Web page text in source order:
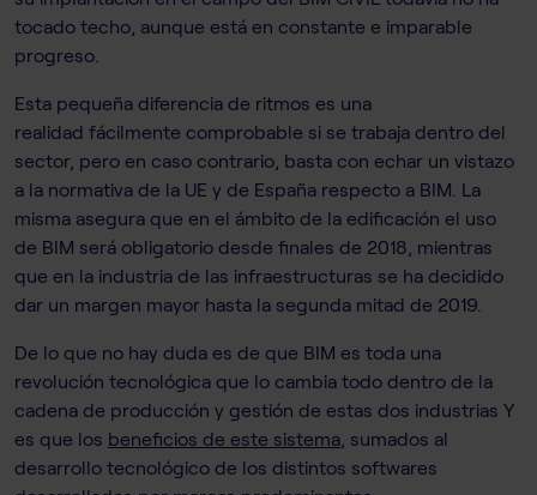
tocado techo, aunque está en constante e imparable
progreso.
Esta pequeña diferencia de ritmos es una
realidad fácilmente comprobable si se trabaja dentro del
sector, pero en caso contrario, basta con echar un vistazo
a la normativa de la UE y de España respecto a BIM. La
misma asegura que en el ámbito de la edificación el uso
de BIM será obligatorio desde finales de 2018, mientras
que en la industria de las infraestructuras se ha decidido
dar un margen mayor hasta la segunda mitad de 2019.
De lo que no hay duda es de que BIM es toda una
revolución tecnológica que lo cambia todo dentro de la
cadena de producción y gestión de estas dos industrias Y
es que los beneficios de este sistema , sumados al
desarrollo tecnológico de los distintos softwares